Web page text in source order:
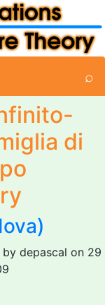
⌕
di
depascal on 29